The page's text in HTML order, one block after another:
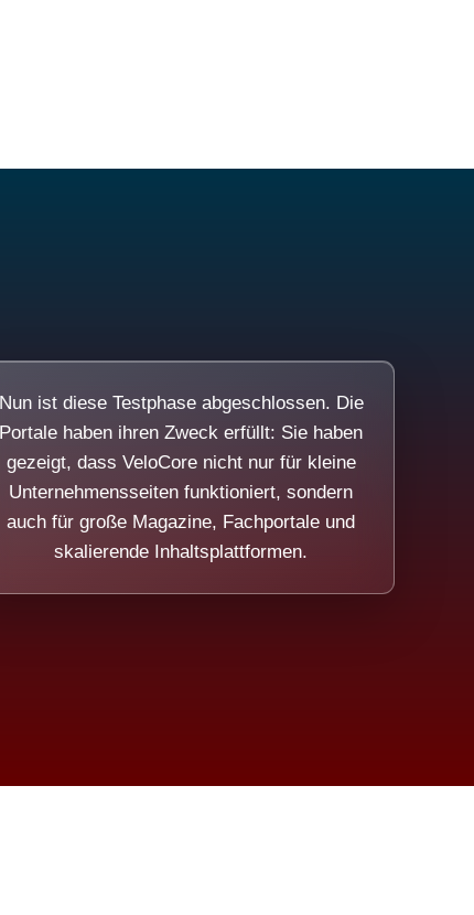
Nun ist diese Testphase abgeschlossen. Die
Portale haben ihren Zweck erfüllt: Sie haben
gezeigt, dass VeloCore nicht nur für kleine
Unternehmensseiten funktioniert, sondern
auch für große Magazine, Fachportale und
skalierende Inhaltsplattformen.